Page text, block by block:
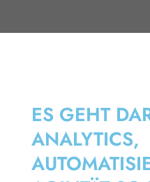
ES GEHT
ANALYTICS,